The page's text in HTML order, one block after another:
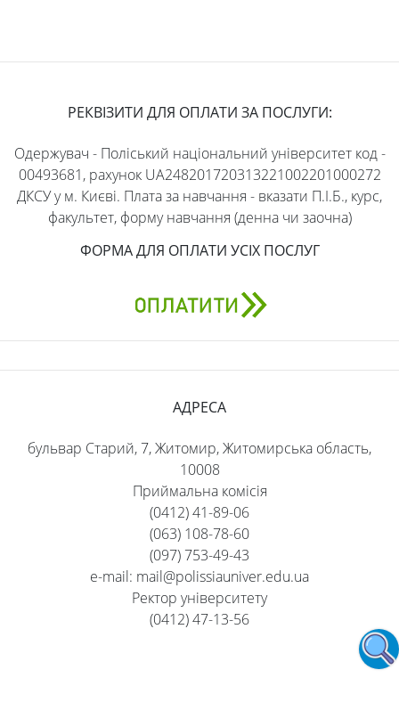
РЕКВІЗИТИ ДЛЯ ОПЛАТИ ЗА ПОСЛУГИ:
Одержувач - Поліський національний університет код -
00493681, рахунок UA248201720313221002201000272
ДКСУ у м. Києві. Плата за навчання - вказати П.І.Б., курс,
факультет, форму навчання (денна чи заочна)
ФОРМА ДЛЯ ОПЛАТИ УСІХ ПОСЛУГ
АДРЕСА
бульвар Старий, 7, Житомир, Житомирська область,
10008
Приймальна комісія
(0412) 41-89-06
(063) 108-78-60
(097) 753-49-43
e-mail: mail@polissiauniver.edu.ua
Ректор університету
(0412) 47-13-56